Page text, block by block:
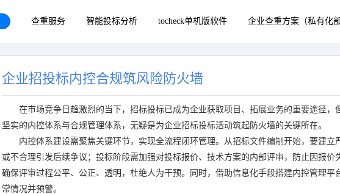
查重服务 智能投标分析 tocheck单机版软件 企业查重方案（私有化部
企业招投标内控合规筑风险防火墙
在市场竞争日趋激烈的当下，招标投标已成为企业获取项目、拓展业务的重要途径
坚实的内控体系与合规管理体系，无疑是为企业招标投标活动筑起防火墙的关键所在。
内控体系建设需聚焦关键环节，实现全流程闭环管理。从招标文件编制开始，要建
或不合理引发后续争议；投标阶段需加强对投标报价、技术方案的内部评审，防止因报价
确保评审过程公平、公正、透明，杜绝人为干预。同时，借助信息化手段搭建内控管理
常情况并预警。